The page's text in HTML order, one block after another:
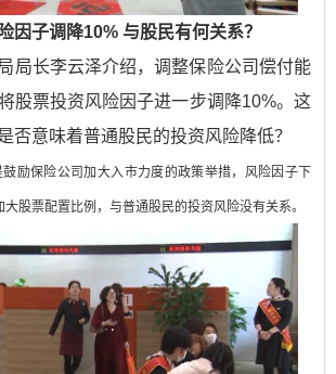
因子调降10% 与股民有何关系？
局长李云泽介绍，调整保险公司偿付能
股票投资风险因子进一步调降10%。这
否意味着普通股民的投资风险降低？
励保险公司加大入市力度的政策举措，风险因子下
股票配置比例，与普通股民的投资风险没有关系。